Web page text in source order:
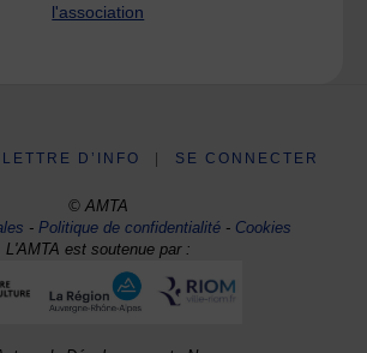
l'association
D’INFO SE CONNECTER
© AMTA
-Politique de confidentialité- Cookies
L'AMTA est soutenue par :